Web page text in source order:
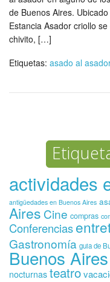
de Buenos Aires.
Estancia Asador criollo
chivito, […]
Etiquetas: asado al asador
actividades
antigüedades en Buenos Aires
Aires Cine compras
Conferencias
Gastronomía guia de
Buenos Aires
nocturnas teatro